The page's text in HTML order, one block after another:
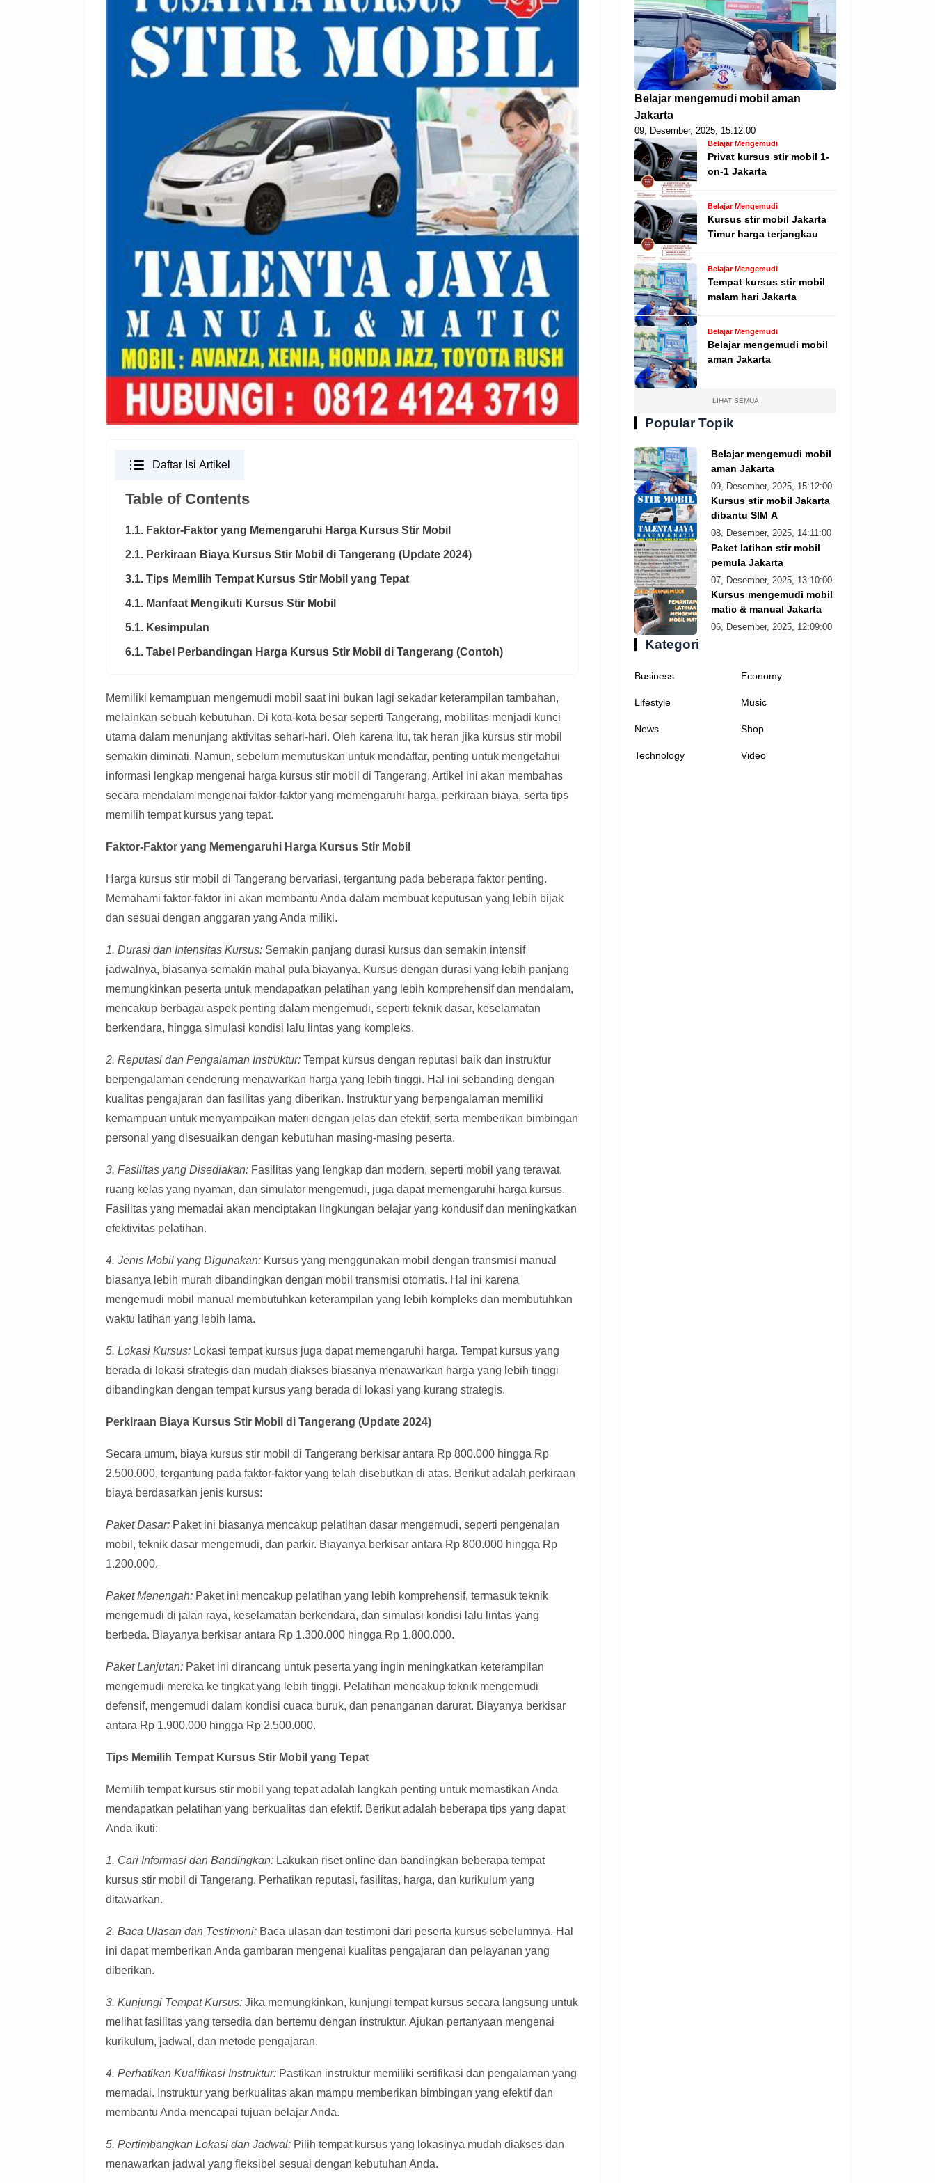
Daftar Isi Artikel
Table of Contents
1.1. Faktor-Faktor yang Memengaruhi Harga Kursus Stir Mobil
2.1. Perkiraan Biaya Kursus Stir Mobil di Tangerang (Update 2024)
3.1. Tips Memilih Tempat Kursus Stir Mobil yang Tepat
4.1. Manfaat Mengikuti Kursus Stir Mobil
5.1. Kesimpulan
6.1. Tabel Perbandingan Harga Kursus Stir Mobil di Tangerang (Contoh)
Memiliki kemampuan mengemudi mobil saat ini bukan lagi sekadar keterampilan tambahan,
melainkan sebuah kebutuhan. Di kota-kota besar seperti Tangerang, mobilitas menjadi kunci
utama dalam menunjang aktivitas sehari-hari. Oleh karena itu, tak heran jika kursus stir mobil
semakin diminati. Namun, sebelum memutuskan untuk mendaftar, penting untuk mengetahui
informasi lengkap mengenai harga kursus stir mobil di Tangerang. Artikel ini akan membahas
secara mendalam mengenai faktor-faktor yang memengaruhi harga, perkiraan biaya, serta tips
memilih tempat kursus yang tepat.
Faktor-Faktor yang Memengaruhi Harga Kursus Stir Mobil
Harga kursus stir mobil di Tangerang bervariasi, tergantung pada beberapa faktor penting.
Memahami faktor-faktor ini akan membantu Anda dalam membuat keputusan yang lebih bijak
dan sesuai dengan anggaran yang Anda miliki.
1. Durasi dan Intensitas Kursus: Semakin panjang durasi kursus dan semakin intensif
jadwalnya, biasanya semakin mahal pula biayanya. Kursus dengan durasi yang lebih panjang
memungkinkan peserta untuk mendapatkan pelatihan yang lebih komprehensif dan mendalam,
mencakup berbagai aspek penting dalam mengemudi, seperti teknik dasar, keselamatan
berkendara, hingga simulasi kondisi lalu lintas yang kompleks.
2. Reputasi dan Pengalaman Instruktur: Tempat kursus dengan reputasi baik dan instruktur
berpengalaman cenderung menawarkan harga yang lebih tinggi. Hal ini sebanding dengan
kualitas pengajaran dan fasilitas yang diberikan. Instruktur yang berpengalaman memiliki
kemampuan untuk menyampaikan materi dengan jelas dan efektif, serta memberikan bimbingan
personal yang disesuaikan dengan kebutuhan masing-masing peserta.
3. Fasilitas yang Disediakan: Fasilitas yang lengkap dan modern, seperti mobil yang terawat,
ruang kelas yang nyaman, dan simulator mengemudi, juga dapat memengaruhi harga kursus.
Fasilitas yang memadai akan menciptakan lingkungan belajar yang kondusif dan meningkatkan
efektivitas pelatihan.
4. Jenis Mobil yang Digunakan: Kursus yang menggunakan mobil dengan transmisi manual
biasanya lebih murah dibandingkan dengan mobil transmisi otomatis. Hal ini karena
mengemudi mobil manual membutuhkan keterampilan yang lebih kompleks dan membutuhkan
waktu latihan yang lebih lama.
5. Lokasi Kursus: Lokasi tempat kursus juga dapat memengaruhi harga. Tempat kursus yang
berada di lokasi strategis dan mudah diakses biasanya menawarkan harga yang lebih tinggi
dibandingkan dengan tempat kursus yang berada di lokasi yang kurang strategis.
Perkiraan Biaya Kursus Stir Mobil di Tangerang (Update 2024)
Secara umum, biaya kursus stir mobil di Tangerang berkisar antara Rp 800.000 hingga Rp
2.500.000, tergantung pada faktor-faktor yang telah disebutkan di atas. Berikut adalah perkiraan
biaya berdasarkan jenis kursus:
Paket Dasar: Paket ini biasanya mencakup pelatihan dasar mengemudi, seperti pengenalan
mobil, teknik dasar mengemudi, dan parkir. Biayanya berkisar antara Rp 800.000 hingga Rp
1.200.000.
Paket Menengah: Paket ini mencakup pelatihan yang lebih komprehensif, termasuk teknik
mengemudi di jalan raya, keselamatan berkendara, dan simulasi kondisi lalu lintas yang
berbeda. Biayanya berkisar antara Rp 1.300.000 hingga Rp 1.800.000.
Paket Lanjutan: Paket ini dirancang untuk peserta yang ingin meningkatkan keterampilan
mengemudi mereka ke tingkat yang lebih tinggi. Pelatihan mencakup teknik mengemudi
defensif, mengemudi dalam kondisi cuaca buruk, dan penanganan darurat. Biayanya berkisar
antara Rp 1.900.000 hingga Rp 2.500.000.
Tips Memilih Tempat Kursus Stir Mobil yang Tepat
Memilih tempat kursus stir mobil yang tepat adalah langkah penting untuk memastikan Anda
mendapatkan pelatihan yang berkualitas dan efektif. Berikut adalah beberapa tips yang dapat
Anda ikuti:
1. Cari Informasi dan Bandingkan: Lakukan riset online dan bandingkan beberapa tempat
kursus stir mobil di Tangerang. Perhatikan reputasi, fasilitas, harga, dan kurikulum yang
ditawarkan.
2. Baca Ulasan dan Testimoni: Baca ulasan dan testimoni dari peserta kursus sebelumnya. Hal
ini dapat memberikan Anda gambaran mengenai kualitas pengajaran dan pelayanan yang
diberikan.
3. Kunjungi Tempat Kursus: Jika memungkinkan, kunjungi tempat kursus secara langsung untuk
melihat fasilitas yang tersedia dan bertemu dengan instruktur. Ajukan pertanyaan mengenai
kurikulum, jadwal, dan metode pengajaran.
4. Perhatikan Kualifikasi Instruktur: Pastikan instruktur memiliki sertifikasi dan pengalaman yang
memadai. Instruktur yang berkualitas akan mampu memberikan bimbingan yang efektif dan
membantu Anda mencapai tujuan belajar Anda.
5. Pertimbangkan Lokasi dan Jadwal: Pilih tempat kursus yang lokasinya mudah diakses dan
menawarkan jadwal yang fleksibel sesuai dengan kebutuhan Anda.
Belajar mengemudi mobil aman
Jakarta
09, Desember, 2025, 15:12:00
Belajar Mengemudi
Privat kursus stir mobil 1-
on-1 Jakarta
Belajar Mengemudi
Kursus stir mobil Jakarta
Timur harga terjangkau
Belajar Mengemudi
Tempat kursus stir mobil
malam hari Jakarta
Belajar Mengemudi
Belajar mengemudi mobil
aman Jakarta
LIHAT SEMUA
Popular Topik
Belajar mengemudi mobil
aman Jakarta
09, Desember, 2025, 15:12:00
Kursus stir mobil Jakarta
dibantu SIM A
08, Desember, 2025, 14:11:00
Paket latihan stir mobil
pemula Jakarta
07, Desember, 2025, 13:10:00
Kursus mengemudi mobil
matic & manual Jakarta
06, Desember, 2025, 12:09:00
Kategori
Business Economy
Lifestyle Music
News Shop
Technology Video